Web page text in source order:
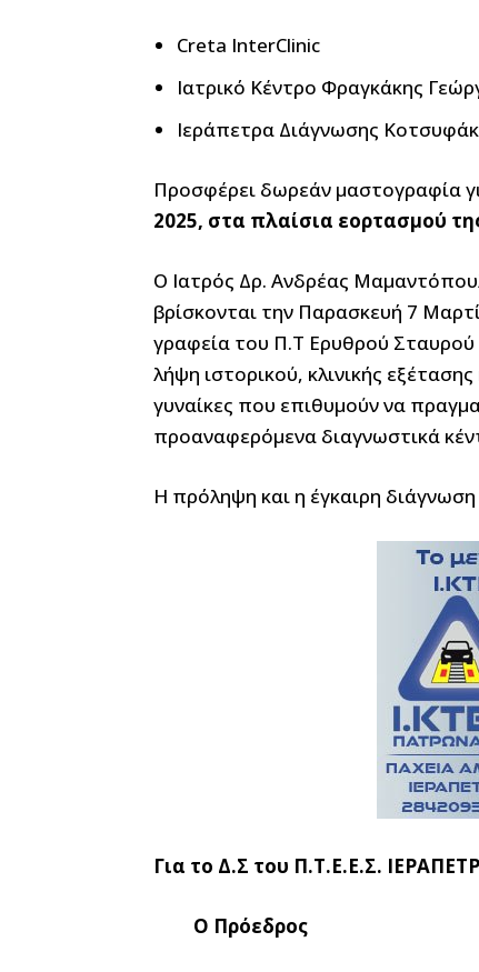
Creta InterClinic
Ιατρικό Κέντρο Φραγκάκης
Ιεράπετρα Διάγνωσης
Προσφέρει δωρεάν μαστογραφία
2025, στα πλαίσια εορτασμού
Ο Ιατρός Δρ. Ανδρέας
βρίσκονται την Παρασκευή 7
γραφεία του Π.Τ Ερυθρού
λήψη ιστορικού, κλινικής
γυναίκες που επιθυμούν να
προαναφερόμενα διαγνωστικά
Η πρόληψη και η έγκαιρη
Για το Δ.Σ του Π.Τ.Ε.Ε.Σ.
Ο Πρόεδρος